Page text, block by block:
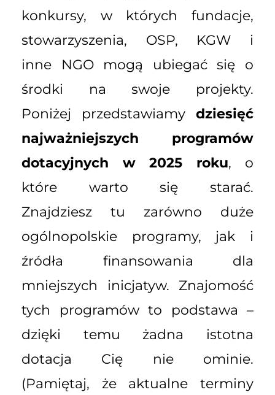
konkursy, w których fundacje,
stowarzyszenia, OSP, KGW i
inne NGO mogą ubiegać się o
środki na swoje projekty.
Poniżej przedstawiamy dziesięć
najważniejszych programów
dotacyjnych w 2025 roku, o
które warto się starać.
Znajdziesz tu zarówno duże
ogólnopolskie programy, jak i
źródła finansowania dla
mniejszych inicjatyw. Znajomość
tych programów to podstawa –
dzięki temu żadna istotna
dotacja Cię nie ominie.
(Pamiętaj, że aktualne terminy